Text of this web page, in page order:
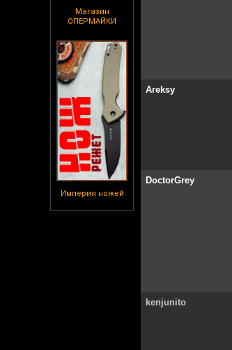
Магазин
ОПЕРМАЙКИ
Империя ножей
Areksy
DoctorGrey
kenjunito